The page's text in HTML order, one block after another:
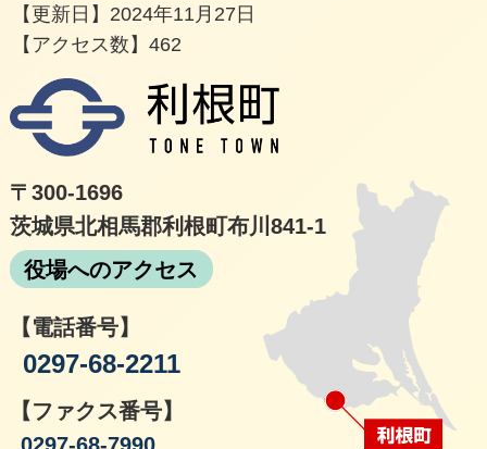
【更新日】 2024年11月27日
【アクセス数】462
〒300-1696
茨城県北相馬郡利根町布川841-1
役場へのアクセス
【電話番号】
0297-68-2211
【ファクス番号】